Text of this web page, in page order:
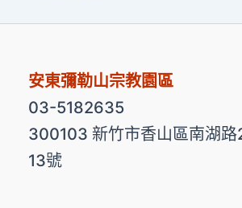
安東彌勒山宗教園區
03-5182635
300103 新竹市香山區南湖
13號